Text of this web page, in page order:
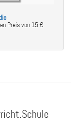
Preis von 15 €